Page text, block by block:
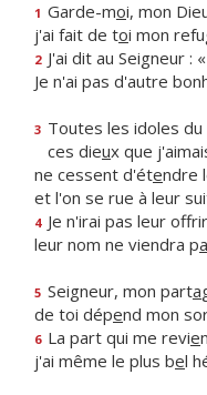
1 Garde-moi, mon
j'ai fait de toi mon
2 J'ai dit au Seigneur :
Je n'ai pas d'autre
3 Toutes les idoles du
ces dieux que
ne cessent d'étendre
et l'on se rue à leur
4 Je n'irai pas leur
leur nom ne viendra pa
5 Seigneur, mon parta
de toi dépend mon
6 La part qui me revie
j'ai même le plus bel